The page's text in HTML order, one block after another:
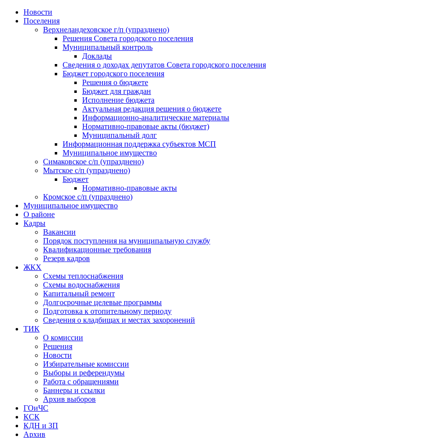
Skip
Новости
Поселения
Верхнеландеховское г/п (упразднено)
Решения Совета городского поселения
Муниципальный контроль
Доклады
Сведения о доходах депутатов Совета городского поселения
Бюджет городского поселения
Решения о бюджете
Бюджет для граждан
Исполнение бюджета
Актуальная редакция решения о бюджете
Информационно-аналитические материалы
Нормативно-правовые акты (бюджет)
Муниципальный долг
Информационная поддержка субъектов МСП
Муниципальное имущество
Симаковское с/п (упразднено)
Мытское с/п (упразднено)
Бюджет
Нормативно-правовые акты
Кромское с/п (упразднено)
Муниципальное имущество
О районе
Кадры
Вакансии
Порядок поступления на муниципальную службу
Квалификационные требования
Резерв кадров
ЖКХ
Схемы теплоснабжения
Схемы водоснабжения
Капитальный ремонт
Долгосрочные целевые программы
Подготовка к отопительному периоду
Сведения о кладбищах и местах захоронений
ТИК
О комиссии
Решения
Новости
Избирательные комиссии
Выборы и референдумы
Работа с обращениями
Баннеры и ссылки
Архив выборов
ГОиЧС
КСК
КДН и ЗП
Архив